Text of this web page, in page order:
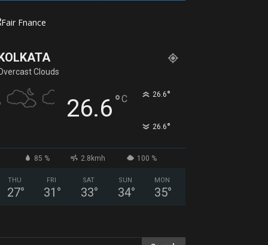
Clouds
26.6°C 26.6°
26.6°
85 % 2.8kmh 100 %
THU
27°
FRI
31 °
SAT
33°
SUN
34°
MON
35°